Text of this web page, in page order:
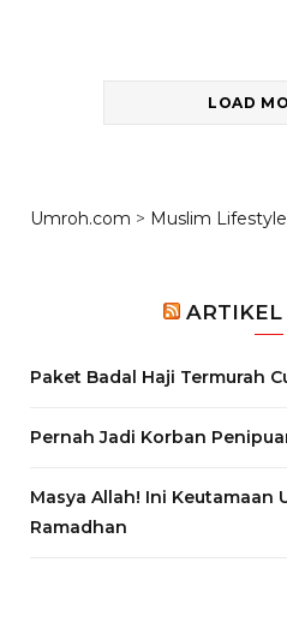
LOAD
Umroh.com > Muslim Lifestyle
ARTIKEL
Paket Badal Haji Termurah
Pernah Jadi Korban
Masya Allah! Ini Keutamaan
Ramadhan